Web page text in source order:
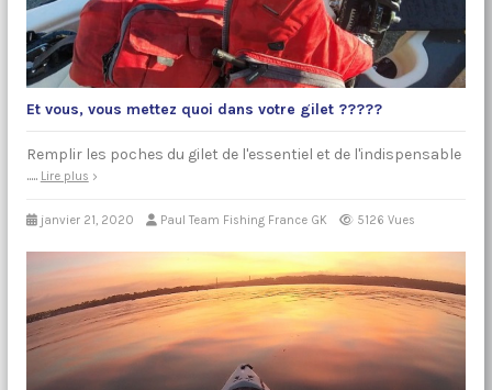
Et vous, vous mettez quoi dans votre gilet ?????
Remplir les poches du gilet de l'essentiel et de l'indispensable
..... Lire plus
janvier 21, 2020 Paul Team Fishing France GK 5126 Vues